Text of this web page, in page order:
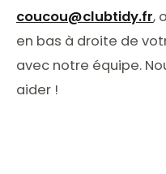
coucou@clubtidy.fr,
en bas à droite de
avec notre équipe.
aider !